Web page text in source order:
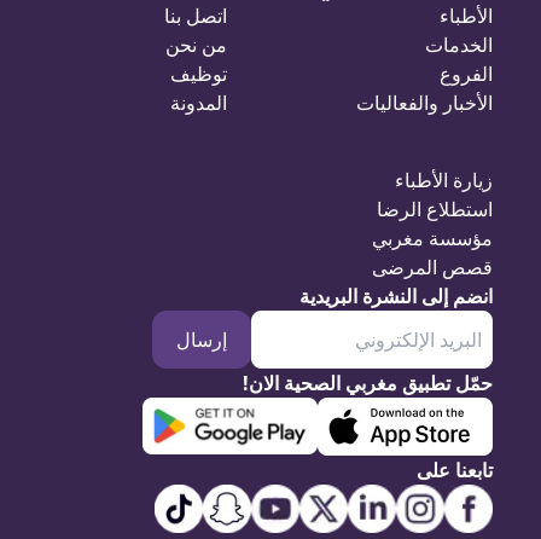
الأطباء
الخدمات
الفروع
الأخبار والفعاليات
اتصل بنا
من نحن
توظيف
المدونة
زيارة الأطباء
استطلاع الرضا
مؤسسة مغربي
قصص المرضى
انضم إلى النشرة البريدية
إرسال
حمّل تطبيق مغربي الصحية الان!
تابعنا على